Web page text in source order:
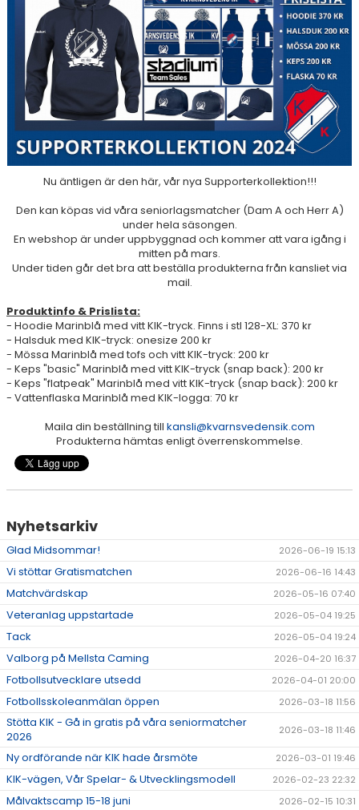
DOKUMENT
Nu äntligen är den här, vår nya Supporterkollektion!!!
Den kan köpas vid våra seniorlagsmatcher (Dam A och Herr A)
under hela säsongen.
En webshop är under uppbyggnad och kommer att vara igång i
mitten på mars.
Under tiden går det bra att beställa produkterna från kansliet via
mail.
Produktinfo & Prislista:
- Hoodie Marinblå med vitt KIK-tryck. Finns i stl 128-XL: 370 kr
- Halsduk med KIK-tryck: onesize 200 kr
- Mössa Marinblå med tofs och vitt KIK-tryck: 200 kr
- Keps "basic" Marinblå med vitt KIK-tryck (snap back): 200 kr
- Keps "flatpeak" Marinblå med vitt KIK-tryck (snap back): 200 kr
- Vattenflaska Marinblå med KIK-logga: 70 kr
Maila din beställning till kansli@kvarnsvedensik.com
Produkterna hämtas enligt överrenskommelse.
Nyhetsarkiv
Glad Midsommar! 2026-06-19 15:13
Vi stöttar Gratismatchen 2026-06-16 14:43
Matchvärdskap 2026-05-16 07:40
Veteranlag uppstartade 2026-05-04 19:25
Tack 2026-05-04 19:24
Valborg på Mellsta Caming 2026-04-20 16:37
Fotbollsutvecklare utsedd 2026-04-01 20:00
Fotbollsskoleanmälan öppen 2026-03-18 11:56
Stötta KIK - Gå in gratis på våra seniormatcher
2026
2026-03-18 11:46
Ny ordförande när KIK hade årsmöte 2026-03-01 19:46
KIK-vägen, Vår Spelar- & Utvecklingsmodell 2026-02-23 22:32
Målvaktscamp 15-18 juni 2026-02-15 10:31